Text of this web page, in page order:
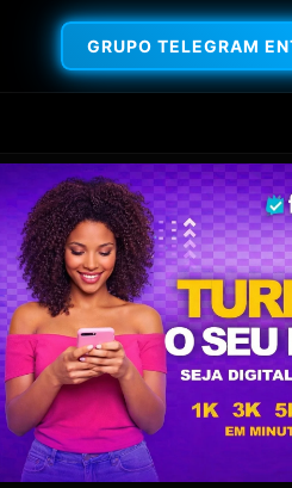
GRUPO TELEGRAM